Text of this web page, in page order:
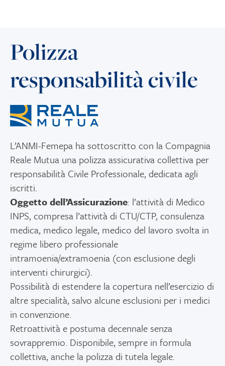
Polizza
responsabilità civile
L’ANMI-Femepa ha sottoscritto con la Compagnia
Reale Mutua una polizza assicurativa collettiva per
responsabilità Civile Professionale, dedicata agli
iscritti.
Oggetto dell’Assicurazione: l’attività di Medico
INPS, compresa l’attività di CTU/CTP, consulenza
medica, medico legale, medico del lavoro svolta in
regime libero professionale
intramoenia/extramoenia (con esclusione degli
interventi chirurgici).
Possibilità di estendere la copertura nell’esercizio di
altre specialità, salvo alcune esclusioni per i medici
in convenzione.
Retroattività e postuma decennale senza
sovrappremio. Disponibile, sempre in formula
collettiva, anche la polizza di tutela legale.